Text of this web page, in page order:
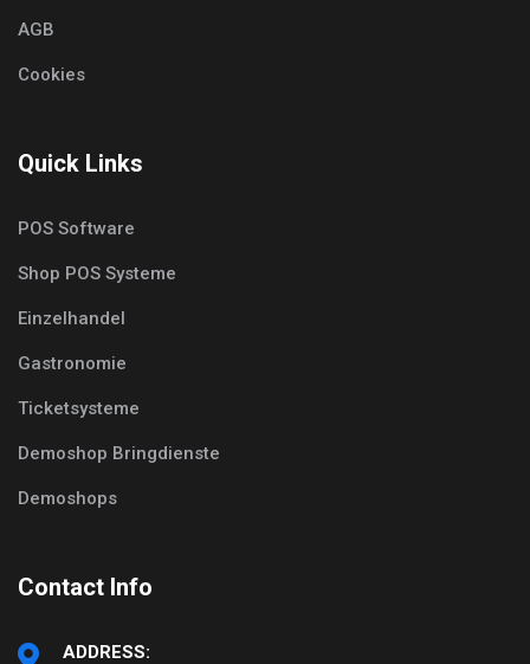
AGB
Cookies
Quick Links
POS Software
Shop POS Systeme
Einzelhandel
Gastronomie
Ticketsysteme
Demoshop Bringdienste
Demoshops
Contact Info
ADDRESS: